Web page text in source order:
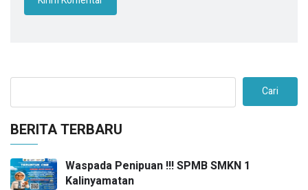
Cari
BERITA TERBARU
Waspada Penipuan !!! SPMB SMKN 1
Kalinyamatan